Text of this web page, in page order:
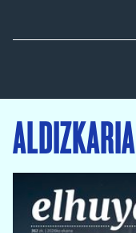
ALDIZKARIA